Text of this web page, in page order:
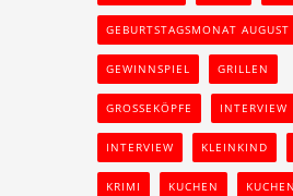
GEBURTSTAGSMONAT AUGUST
GEWINNSPIEL GRILLEN
GROSSEKÖPFE INTERVIEW
INTERVIEW KLEINKIND
KRIMI KUCHEN KUCHEN